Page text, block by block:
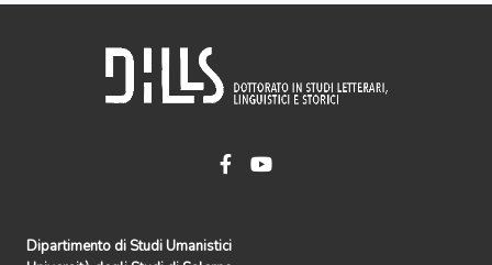
Dipartimento di Studi Umanistici